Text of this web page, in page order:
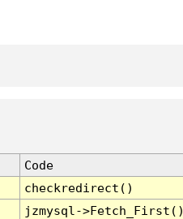
Code
checkredirect()
jzmysql-